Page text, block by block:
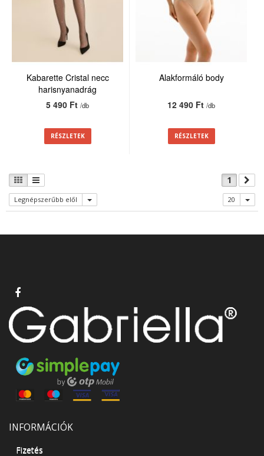
Kabarette Cristal necc
harisnyanadrág
5 490 Ft/db
RÉSZLETEK
Alakformáló body
12 490 Ft/db
RÉSZLETEK
1
Legnépszerűbb elől 20
INFORMÁCIÓK
Fizetés